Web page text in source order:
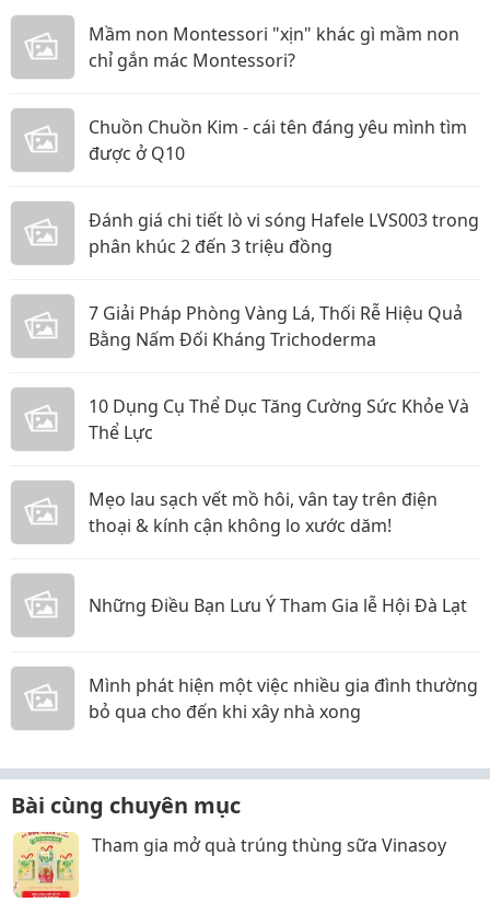
Mầm non Montessori "xịn" khác gì mầm non
chỉ gắn mác Montessori?
Chuồn Chuồn Kim - cái tên đáng yêu mình tìm
được ở Q10
Đánh giá chi tiết lò vi sóng Hafele LVS003 trong
phân khúc 2 đến 3 triệu đồng
7 Giải Pháp Phòng Vàng Lá, Thối Rễ Hiệu Quả
Bằng Nấm Đối Kháng Trichoderma
10 Dụng Cụ Thể Dục Tăng Cường Sức Khỏe Và
Thể Lực
Mẹo lau sạch vết mồ hôi, vân tay trên điện
thoại & kính cận không lo xước dăm!
Những Điều Bạn Lưu Ý Tham Gia lễ Hội Đà Lạt
Mình phát hiện một việc nhiều gia đình thường
bỏ qua cho đến khi xây nhà xong
Bài cùng chuyên mục
Tham gia mở quà trúng thùng sữa Vinasoy